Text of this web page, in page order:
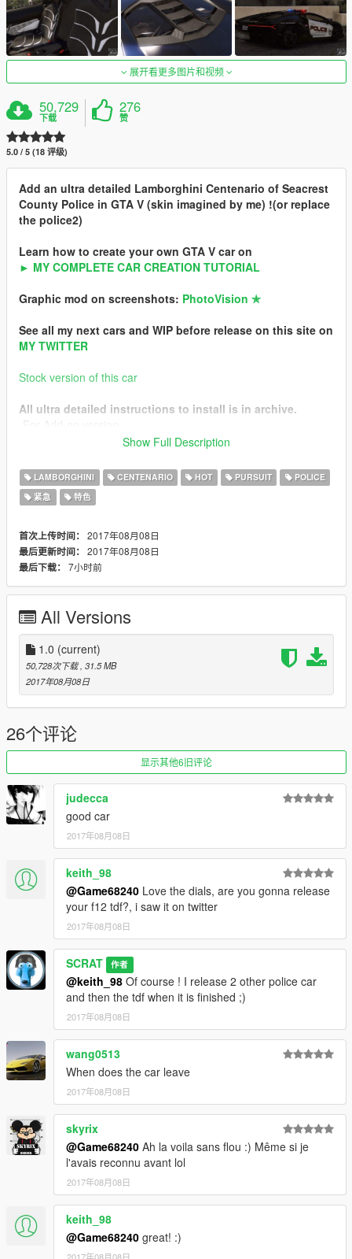
展开看更多图片和视频
50,729
下载
276
赞
5.0 / 5 (18 评级)
Add an ultra detailed Lamborghini Centenario of Seacrest
County Police in GTA V (skin imagined by me) !(or replace
the police2)
Learn how to create your own GTA V car on
► MY COMPLETE CAR CREATION TUTORIAL
Graphic mod on screenshots: PhotoVision ✯
See all my next cars and WIP before release on this site on
MY TWITTER
Stock version of this car
All ultra detailed instructions to install is in archive.
-For Replace version
Features
-Ultra HQ interior and exterior
-Template for create custom skin
-40 LEDs lightbar
-2x 6 LEDs bars
-Extralights on lightbar
-Auto spoiler
-Working digital red dials
-HQ mirror reflexion
-Lot of details
-Custom handling
Subscribe to support me please, it's free :D !
My Youtube Channel
Credits:
Original model from: Gta5KoRn
Improve and convert to police: SCRAT
[YCA Modder Group]
Show Full Description
LAMBORGHINI CENTENARIO HOT PURSUIT
POLICE
紧急
特色
首次上传时间： 2017年08月08日
最后更新时间： 2017年08月08日
最后下载： 7小时前
All Versions
1.0 (current)
50,728次下载, 31.5 MB
2017年08月08日
26个评论
显示其他6旧评论
judecca
good car
2017年08月08日
keith_98
@Game68240 Love the dials, are you gonna release
your f12 tdf?, i saw it on twitter
2017年08月08日
SCRAT 作者
@keith_98 Of course ! I release 2 other police car
and then the tdf when it is finished ;)
2017年08月08日
wang0513
When does the car leave
2017年08月08日
skyrix
@Game68240 Ah la voila sans flou :) Même si je
l'avais reconnu avant lol
2017年08月08日
keith_98
@Game68240 great! :)